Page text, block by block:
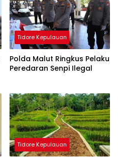
Tidore Kepulauan
Polda Malut Ringkus Pelaku
Peredaran Senpi Ilegal
Tidore Kepulauan